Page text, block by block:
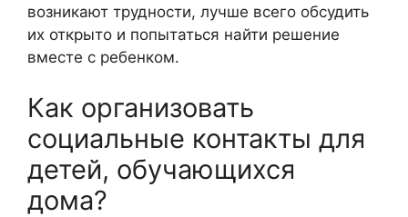
возникают трудности, лучше всего обсудить
их открыто и попытаться найти решение
вместе с ребенком.
Как организовать
социальные контакты для
детей, обучающихся
дома?